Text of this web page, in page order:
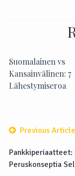
Suomalainen vs
Kansainvälinen: 7
Lähestymiseroa
Previous Article
Pankkiperiaatteet:
Peruskonseptia